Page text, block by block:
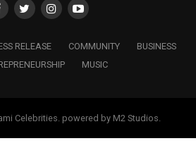
RELEASE COMMUNITY
BUSINESS
MUSIC
Celebrities. powered by M2 Studios.